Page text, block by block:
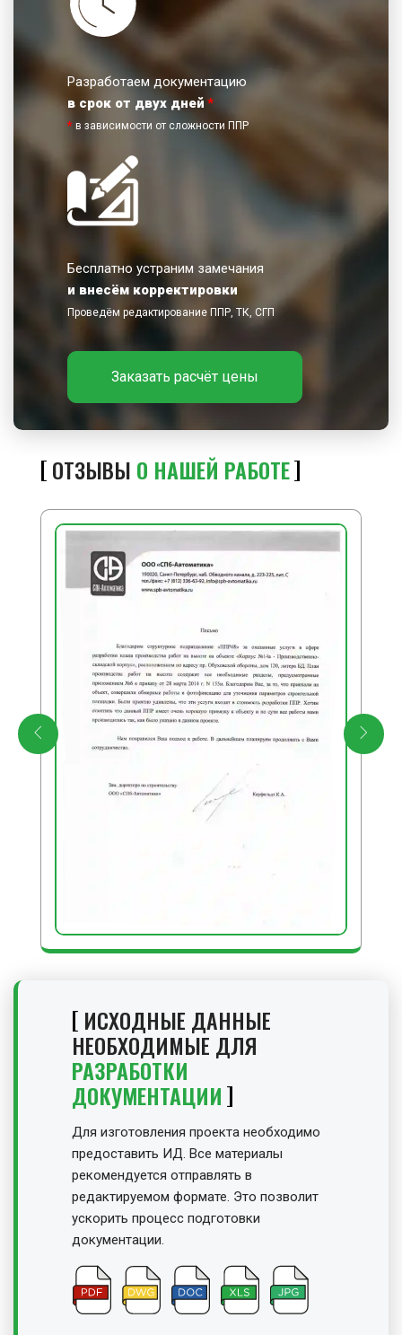
Разработаем документацию
в срок от двух дней *
* в зависимости от сложности ППР
Бесплатно устраним замечания
и внесём корректировки
Проведём редактирование ППР, ТК, СГП
Заказать расчёт цены
ОТЗЫВЫ О НАШЕЙ РАБОТЕ
ИСХОДНЫЕ ДАННЫЕ
НЕОБХОДИМЫЕ ДЛЯ
РАЗРАБОТКИ
ДОКУМЕНТАЦИИ
Для изготовления проекта необходимо
предоставить ИД. Все материалы
рекомендуется отправлять в
редактируемом формате. Это позволит
ускорить процесс подготовки
документации.